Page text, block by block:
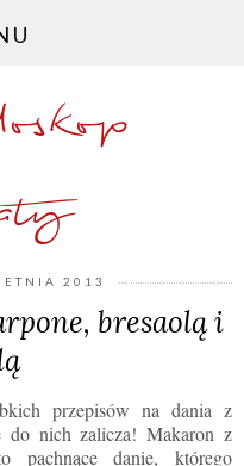
2013
bresaolą i
przepisów na dania z
do nich zalicza! Makaron z
pachnące danie, którego